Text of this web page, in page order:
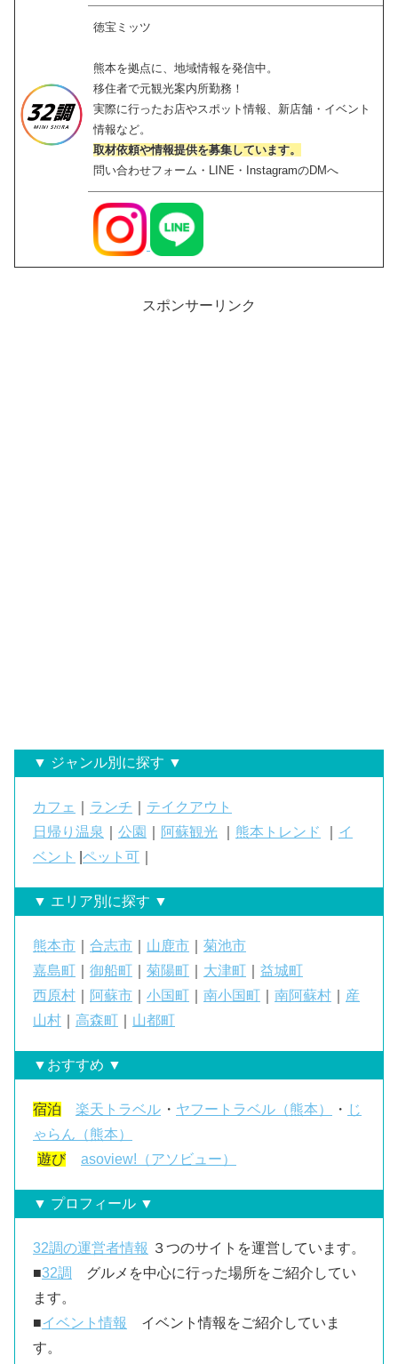
徳宝ミッツ
熊本を拠点に、地域情報を発信中。
移住者で元観光案内所勤務！
実際に行ったお店やスポット情報、新店舗・イベント
情報など。
取材依頼や情報提供を募集しています。
問い合わせフォーム・LINE・InstagramのDMへ
スポンサーリンク
▼ ジャンル別に探す ▼
カフェ ランチ
テイクアウト
日帰り温泉
公園 阿蘇観光 熊本トレンド
イ
ベント
ペット可
▼ エリア別に探す ▼
熊本市 合志市 山鹿市
菊池市
嘉島町
御船町 菊陽町 大津町
益城町
西原村
阿蘇市 小国町 南小国町 南阿蘇村
産
山村
高森町 山都町
▼おすすめ ▼
宿泊 楽天トラベル ・ ヤフートラベル（熊本） ・ じ
ゃらん（熊本）
遊び
asoview!（アソビュー）
▼ プロフィール ▼
32調の運営者情報 ３つのサイトを運営しています。
■32調
グルメを中心に行った場所をご紹介してい
ます。
■イベント情報
イベント情報をご紹介していま
す。